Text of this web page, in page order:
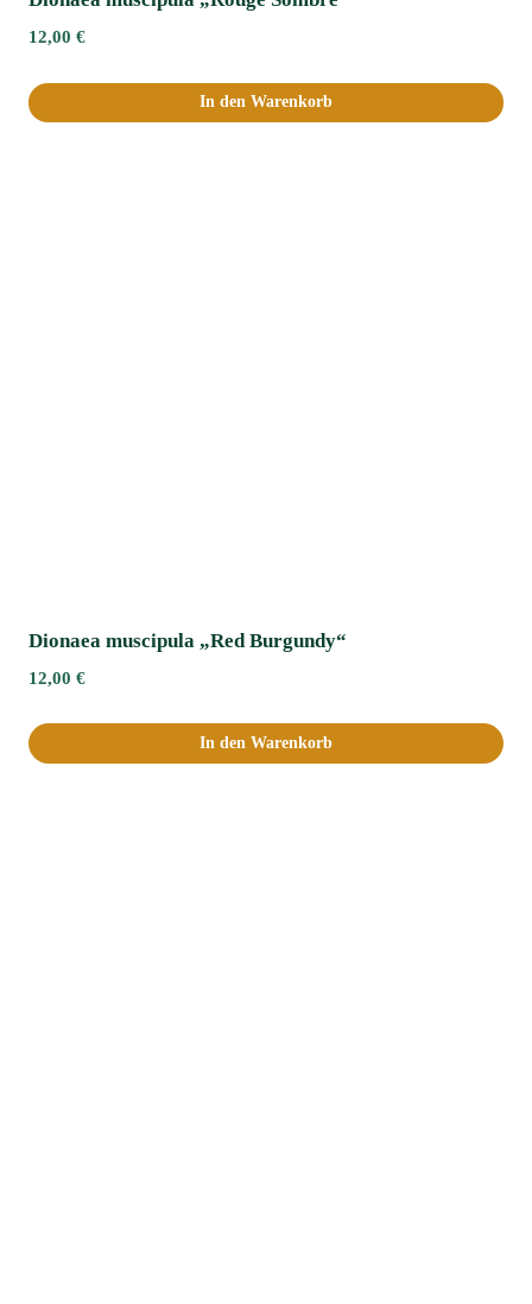
12,00 €
In den Warenkorb
Dionaea muscipula „Red Burgundy“
12,00 €
In den Warenkorb